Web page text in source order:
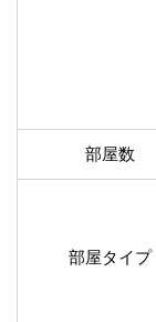
部屋数
部屋タイプ